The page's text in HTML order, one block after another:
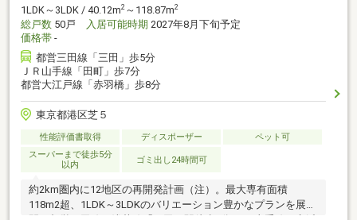
1LDK～3LDK / 40.12m2 ～118.87m2
総戸数 50戸 入居可能時期 2027年8月下旬予定
価格帯 -
都営三田線「三田」歩5分
ＪＲ山手線「田町」歩7分
都営大江戸線「赤羽橋」歩8分
東京都港区芝５
性能評価書取得 ディスポーザー
ペット可
スーパーまで徒歩5分
以内
ゴミ出し24時間可
約2km圏内に12地区の再開発計画（注）。最大専有面積
118m2超、1LDK～3LDKのバリエーション豊かなプランを展